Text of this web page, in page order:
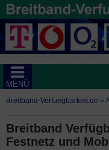
MENÜ
Breitband-Verfuegbarkeit.de »
Breitband
Festnetz und